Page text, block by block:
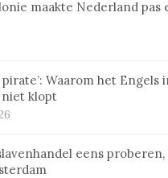
maakte Nederland pas
pirate’: Waarom het Engels
niet klopt
eens